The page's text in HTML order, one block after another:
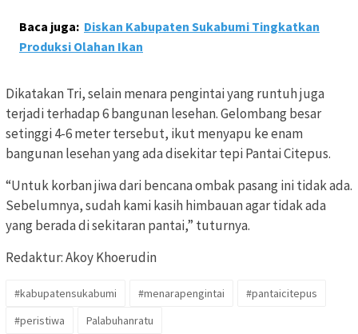
Baca juga: Diskan Kabupaten Sukabumi Tingkatkan
Produksi Olahan Ikan
Dikatakan Tri, selain menara pengintai yang runtuh juga
terjadi terhadap 6 bangunan lesehan. Gelombang besar
setinggi 4-6 meter tersebut, ikut menyapu ke enam
bangunan lesehan yang ada disekitar tepi Pantai Citepus.
“Untuk korban jiwa dari bencana ombak pasang ini tidak ada.
Sebelumnya, sudah kami kasih himbauan agar tidak ada
yang berada di sekitaran pantai,” tuturnya.
Redaktur: Akoy Khoerudin
#kabupatensukabumi #menarapengintai
#pantaicitepus
#peristiwa
Palabuhanratu